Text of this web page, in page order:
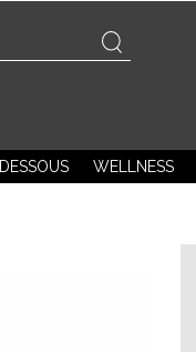
DESSOUS WELLNESS